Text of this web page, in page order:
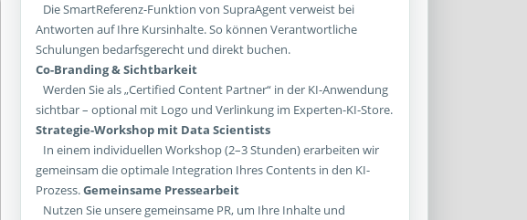
Die SmartReferenz-Funktion von SupraAgent verweist bei
Antworten auf Ihre Kursinhalte. So können Verantwortliche
Schulungen bedarfsgerecht und direkt buchen.
Co-Branding & Sichtbarkeit
Werden Sie als „Certified Content Partner“ in der KI-Anwendung
sichtbar – optional mit Logo und Verlinkung im Experten-KI-Store.
Strategie-Workshop mit Data Scientists
In einem individuellen Workshop (2–3 Stunden) erarbeiten wir
gemeinsam die optimale Integration Ihres Contents in den KI-
Prozess.Gemeinsame Pressearbeit
Nutzen Sie unsere gemeinsame PR, um Ihre Inhalte und